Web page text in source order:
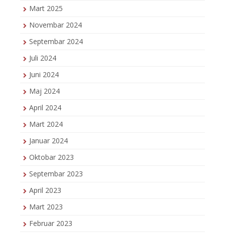
Mart 2025
Novembar 2024
Septembar 2024
Juli 2024
Juni 2024
Maj 2024
April 2024
Mart 2024
Januar 2024
Oktobar 2023
Septembar 2023
April 2023
Mart 2023
Februar 2023